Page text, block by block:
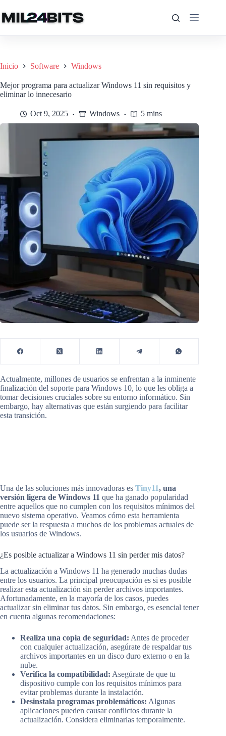
al
contenido
Inicio Software Windows
Mejor programa para actualizar Windows 11 sin requisitos y
eliminar lo innecesario
Oct 9, 2025 Windows 5 mins
Actualmente, millones de usuarios se enfrentan a la inminente
finalización del soporte para Windows 10, lo que les obliga a
tomar decisiones cruciales sobre su entorno informático. Sin
embargo, hay alternativas que están surgiendo para facilitar
esta transición.
Una de las soluciones más innovadoras es Tiny11, una
versión ligera de Windows 11 que ha ganado popularidad
entre aquellos que no cumplen con los requisitos mínimos del
nuevo sistema operativo. Veamos cómo esta herramienta
puede ser la respuesta a muchos de los problemas actuales de
los usuarios de Windows.
¿Es posible actualizar a Windows 11 sin perder mis datos?
La actualización a Windows 11 ha generado muchas dudas
entre los usuarios. La principal preocupación es si es posible
realizar esta actualización sin perder archivos importantes.
Afortunadamente, en la mayoría de los casos, puedes
actualizar sin eliminar tus datos. Sin embargo, es esencial tener
en cuenta algunas recomendaciones:
Realiza una copia de seguridad: Antes de proceder
con cualquier actualización, asegúrate de respaldar tus
archivos importantes en un disco duro externo o en la
nube.
Verifica la compatibilidad: Asegúrate de que tu
dispositivo cumple con los requisitos mínimos para
evitar problemas durante la instalación.
Desinstala programas problemáticos: Algunas
aplicaciones pueden causar conflictos durante la
actualización. Considera eliminarlas temporalmente.